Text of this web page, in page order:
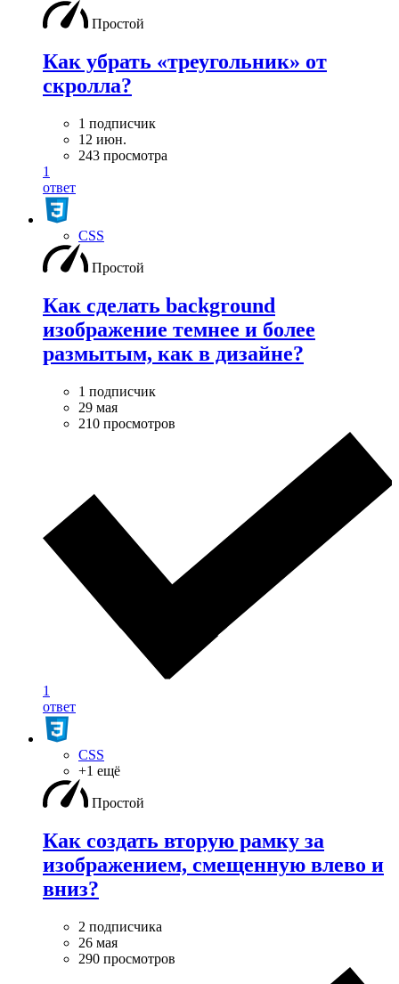
Простой
Как убрать «треугольник» от
скролла?
1 подписчик
12 июн.
243 просмотра
1
ответ
CSS
Простой
Как сделать background
изображение темнее и более
размытым, как в дизайне?
1 подписчик
29 мая
210 просмотров
1
ответ
CSS
+1 ещё
Простой
Как создать вторую рамку за
изображением, смещенную влево и
вниз?
2 подписчика
26 мая
290 просмотров